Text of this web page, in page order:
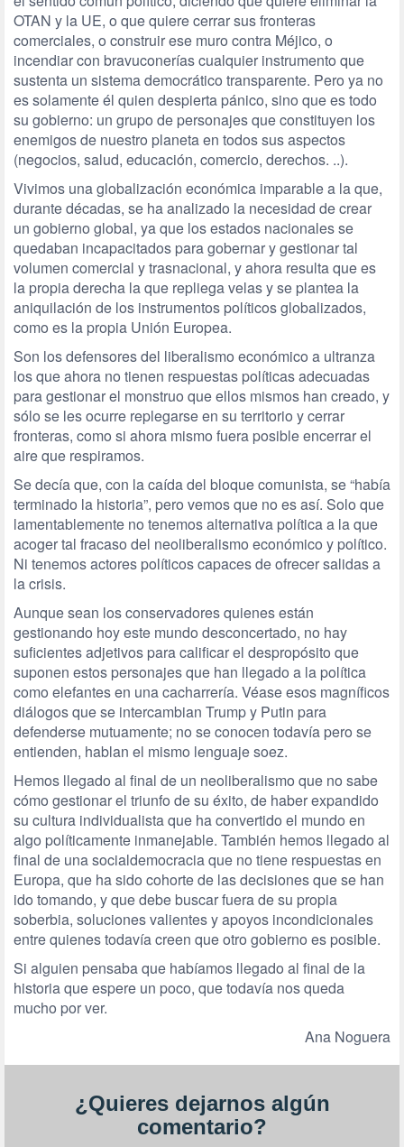
OTAN y la UE, o que quiere cerrar sus fronteras
comerciales, o construir ese muro contra Méjico, o
incendiar con bravuconerías cualquier instrumento que
sustenta un sistema democrático transparente. Pero ya no
es solamente él quien despierta pánico, sino que es todo
su gobierno: un grupo de personajes que constituyen los
enemigos de nuestro planeta en todos sus aspectos
(negocios, salud, educación, comercio, derechos. ..).
Vivimos una globalización económica imparable a la que,
durante décadas, se ha analizado la necesidad de crear
un gobierno global, ya que los estados nacionales se
quedaban incapacitados para gobernar y gestionar tal
volumen comercial y trasnacional, y ahora resulta que es
la propia derecha la que repliega velas y se plantea la
aniquilación de los instrumentos políticos globalizados,
como es la propia Unión Europea.
Son los defensores del liberalismo económico a ultranza
los que ahora no tienen respuestas políticas adecuadas
para gestionar el monstruo que ellos mismos han creado, y
sólo se les ocurre replegarse en su territorio y cerrar
fronteras, como si ahora mismo fuera posible encerrar el
aire que respiramos.
Se decía que, con la caída del bloque comunista, se “había
terminado la historia”, pero vemos que no es así. Solo que
lamentablemente no tenemos alternativa política a la que
acoger tal fracaso del neoliberalismo económico y político.
Ni tenemos actores políticos capaces de ofrecer salidas a
la crisis.
Aunque sean los conservadores quienes están
gestionando hoy este mundo desconcertado, no hay
suficientes adjetivos para calificar el despropósito que
suponen estos personajes que han llegado a la política
como elefantes en una cacharrería. Véase esos magníficos
diálogos que se intercambian Trump y Putin para
defenderse mutuamente; no se conocen todavía pero se
entienden, hablan el mismo lenguaje soez.
Hemos llegado al final de un neoliberalismo que no sabe
cómo gestionar el triunfo de su éxito, de haber expandido
su cultura individualista que ha convertido el mundo en
algo políticamente inmanejable. También hemos llegado al
final de una socialdemocracia que no tiene respuestas en
Europa, que ha sido cohorte de las decisiones que se han
ido tomando, y que debe buscar fuera de su propia
soberbia, soluciones valientes y apoyos incondicionales
entre quienes todavía creen que otro gobierno es posible.
Si alguien pensaba que habíamos llegado al final de la
historia que espere un poco, que todavía nos queda
mucho por ver.
Ana Noguera
¿Quieres dejarnos algún
comentario?